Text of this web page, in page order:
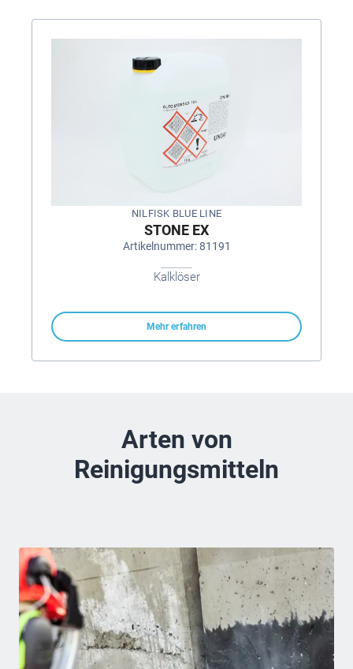
NILFISK BLUE LINE
STONE EX
Artikelnummer: 81191
Kalklöser
Mehr erfahren
Arten von
Reinigungsmitteln